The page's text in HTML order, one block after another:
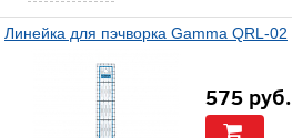
Линейка для пэчворка Gamma QRL-02
575 руб.